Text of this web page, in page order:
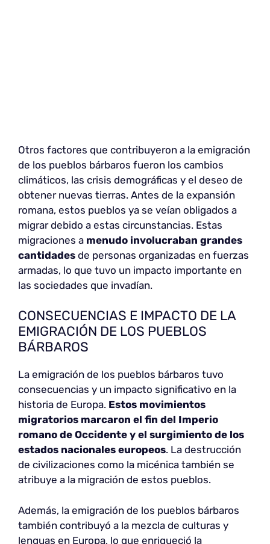
Otros factores que contribuyeron a la emigración
de los pueblos bárbaros fueron los cambios
climáticos, las crisis demográficas y el deseo de
obtener nuevas tierras. Antes de la expansión
romana, estos pueblos ya se veían obligados a
migrar debido a estas circunstancias. Estas
migraciones a menudo involucraban grandes
cantidades de personas organizadas en fuerzas
armadas, lo que tuvo un impacto importante en
las sociedades que invadían.
CONSECUENCIAS E IMPACTO DE LA
EMIGRACIÓN DE LOS PUEBLOS
BÁRBAROS
La emigración de los pueblos bárbaros tuvo
consecuencias y un impacto significativo en la
historia de Europa. Estos movimientos
migratorios marcaron el fin del Imperio
romano de Occidente y el surgimiento de los
estados nacionales europeos. La destrucción
de civilizaciones como la micénica también se
atribuye a la migración de estos pueblos.
Además, la emigración de los pueblos bárbaros
también contribuyó a la mezcla de culturas y
lenguas en Europa, lo que enriqueció la